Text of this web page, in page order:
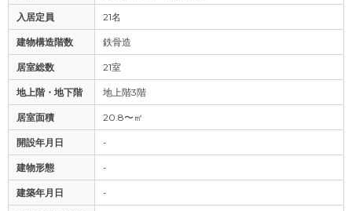
入居定員 21名
建物構造階数 鉄骨造
居室総数 21室
地上階・地下階 地上階3階
居室面積 20.8〜㎡
開設年月日 -
建物形態 -
建築年月日 -